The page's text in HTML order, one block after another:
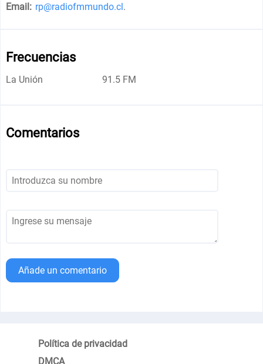
Email: rp@radiofmmundo.cl.
Frecuencias
La Unión 91.5 FM
Comentarios
Añade un comentario
Política de privacidad
DMCA